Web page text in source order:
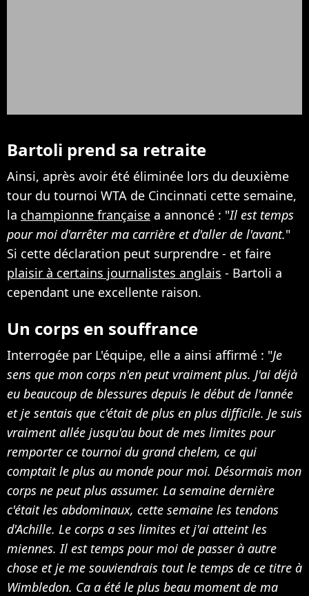
Bartoli prend sa retraite
Ainsi, après avoir été éliminée lors du deuxième
tour du tournoi WTA de Cincinnati cette semaine,
la championne française a annoncé : "Il est temps
pour moi d'arrêter ma carrière et d'aller de l'avant."
Si cette déclaration peut surprendre - et faire
plaisir à certains journalistes anglais - Bartoli a
cependant une excellente raison.
Un corps en souffrance
Interrogée par L'équipe, elle a ainsi affirmé : "Je
sens que mon corps n'en peut vraiment plus. J'ai déjà
eu beaucoup de blessures depuis le début de l'année
et je sentais que c'était de plus en plus difficile. Je suis
vraiment allée jusqu'au bout de mes limites pour
remporter ce tournoi du grand chelem, ce qui
comptait le plus au monde pour moi. Désormais mon
corps ne peut plus assumer. La semaine dernière
c'était les abdominaux, cette semaine les tendons
d'Achille. Le corps a ses limites et j'ai atteint les
miennes. Il est temps pour moi de passer à autre
chose et je me souviendrais tout le temps de ce titre à
Wimbledon. Ca a été le plus beau moment de ma